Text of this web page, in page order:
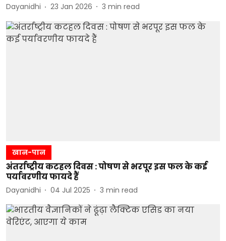
Dayanidhi 23 Jan 2026 3 min read
खान-पान
अंतर्राष्ट्रीय कटहल दिवस : पोषण से भरपूर इस फल के कई
पर्यावरणीय फायदे हैं
Dayanidhi 04 Jul 2025 3 min read